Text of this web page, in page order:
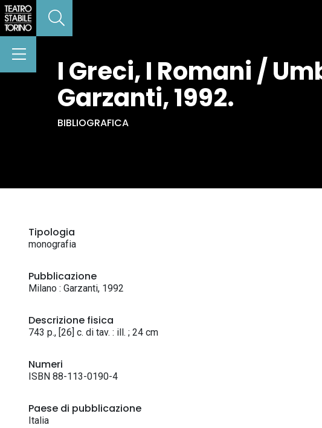
I Greci, I Romani /
Garzanti, 1992.
BIBLIOGRAFICA
Tipologia
monografia
Pubblicazione
Milano : Garzanti, 1992
Descrizione fisica
743 p., [26] c. di tav. : ill. ; 24 cm
Numeri
ISBN 88-113-0190-4
Paese di pubblicazione
Italia